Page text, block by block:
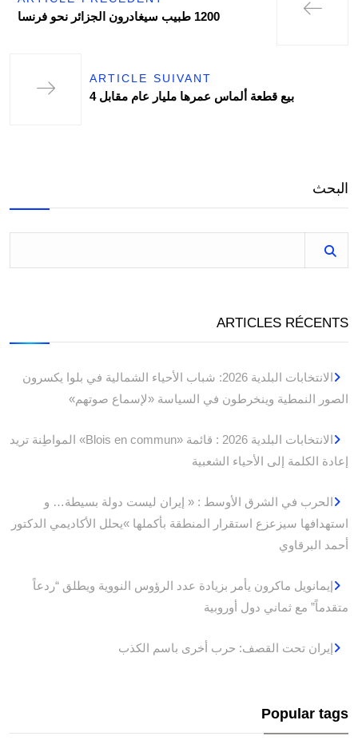
1200 طبيب سيغادرون الجزائر نحو فرنسا
ARTICLE SUIVANT
بيع قطعة ألماس عمرها مليار عام مقابل 4
البحث
ARTICLES RÉCENTS
الانتخابات البلدية 2026: شباب الأحياء الشمالية في بلوا يكسرون
الصور النمطية وينخرطون في السياسة «لإسماع صوتهم»
الانتخابات البلدية 2026 : قائمة «Blois en commun» المواطِنة تريد
إعادة الكلمة إلى الأحياء الشعبية
الحرب في الشرق الأوسط : « إيران ليست دولة بسيطة… و
استهدافها سيزعزع استقرار المنطقة بأكملها »يحلل الأكاديمي الدكتور
أحمد البرقاوي
إيمانويل ماكرون يأمر بزيادة عدد الرؤوس النووية ويطلق “ردعاً
متقدماً” مع ثماني دول أوروبية
إيران تحت القصف: حرب أخرى باسم الكذب
Popular tags